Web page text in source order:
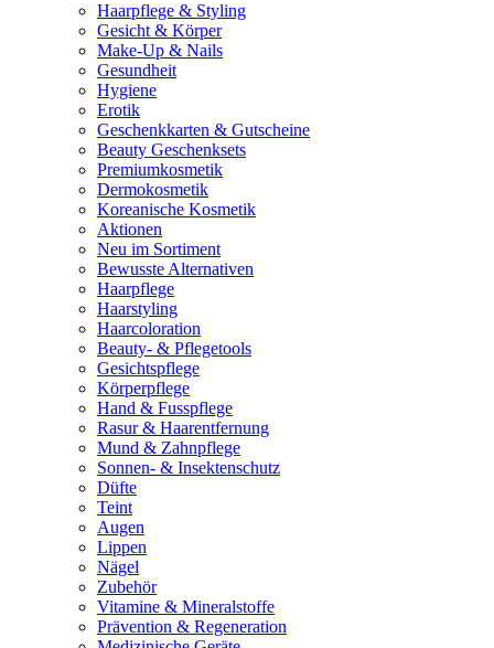
Haarpflege & Styling
Gesicht & Körper
Make-Up & Nails
Gesundheit
Hygiene
Erotik
Geschenkkarten & Gutscheine
Beauty Geschenksets
Premiumkosmetik
Dermokosmetik
Koreanische Kosmetik
Aktionen
Neu im Sortiment
Bewusste Alternativen
Haarpflege
Haarstyling
Haarcoloration
Beauty- & Pflegetools
Gesichtspflege
Körperpflege
Hand & Fusspflege
Rasur & Haarentfernung
Mund & Zahnpflege
Sonnen- & Insektenschutz
Düfte
Teint
Augen
Lippen
Nägel
Zubehör
Vitamine & Mineralstoffe
Prävention & Regeneration